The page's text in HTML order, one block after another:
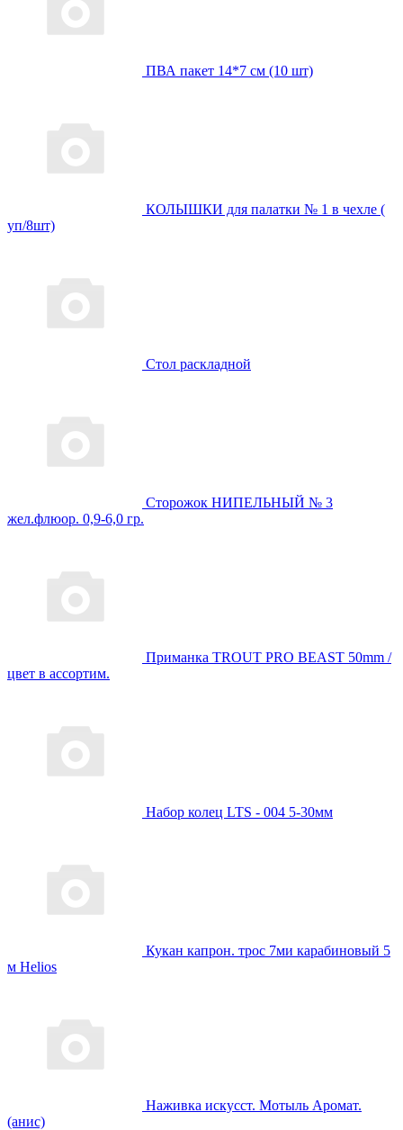
ПВА пакет 14*7 см (10 шт)
КОЛЫШКИ для палатки № 1 в чехле (
уп/8шт)
Стол раскладной
Сторожок НИПЕЛЬНЫЙ № 3
жел.флюор. 0,9-6,0 гр.
Приманка TROUT PRO BEAST 50mm /
цвет в ассортим.
Набор колец LTS - 004 5-30мм
Кукан капрон. трос 7ми карабиновый 5
м Helios
Наживка искусст. Мотыль Аромат.
(анис)